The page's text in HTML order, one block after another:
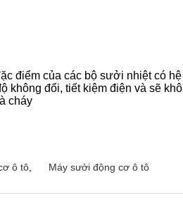
điểm của các bộ sưởi nhiệt có
không đổi, tiết kiệm điện và sẽ
cháy
ô tô Máy sưởi động cơ ô tô